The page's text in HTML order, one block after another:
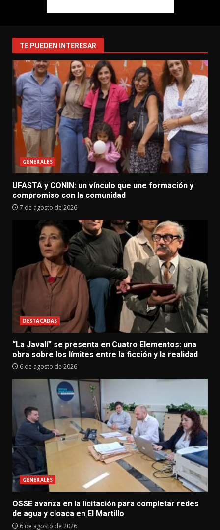
TE PUEDEN INTERESAR
GENERALES
UFASTA y CONIN: un vínculo que une formación y
compromiso con la comunidad
7 de agosto de 2026
DESTACADAS
“La Javalí” se presenta en Cuatro Elementos: una
obra sobre los límites entre la ficción y la realidad
6 de agosto de 2026
GENERALES
OSSE avanza en la licitación para completar redes
de agua y cloaca en El Martillo
6 de agosto de 2026